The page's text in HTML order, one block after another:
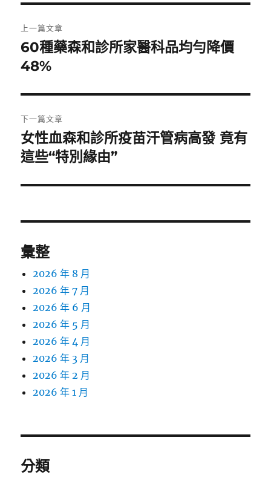
章
導
覽
上一篇文章
上
一
文
章:
60種藥森和診所家醫科品均勻降價
48%
下一篇文章
下
一
文
女性血森和診所疫苗汗管病高發 竟有
這些“特別緣由”
彙整
2026 年 8 月
2026 年 7 月
2026 年 6 月
2026 年 5 月
2026 年 4 月
2026 年 3 月
2026 年 2 月
2026 年 1 月
分類